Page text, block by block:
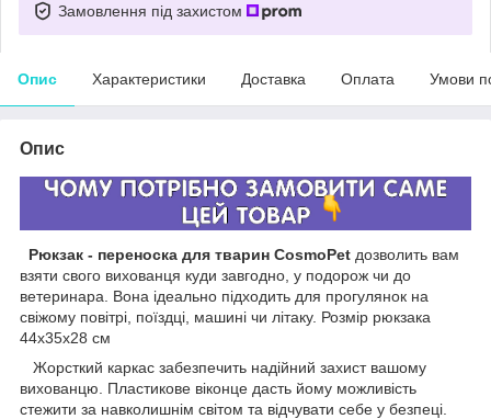
Замовлення під захистом
Опис Характеристики Доставка Оплата Умови
Опис
Рюкзак - переноска для тварин CosmoPet дозволить вам
взяти свого вихованця куди завгодно, у подорож чи до
ветеринара. Вона ідеально підходить для прогулянок на
свіжому повітрі, поїздці, машині чи літаку. Розмір рюкзака
44x35x28 см
Жорсткий каркас забезпечить надійний захист вашому
вихованцю. Пластикове віконце дасть йому можливість
стежити за навколишнім світом та відчувати себе у безпеці.